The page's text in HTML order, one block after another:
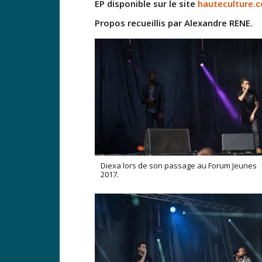
EP disponible sur le site
Propos recueillis par Alexandre RENE.
Diexa lors de son passage au Forum Jeunes
2017.